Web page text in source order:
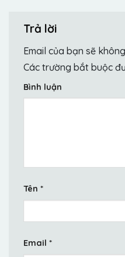
Trả lời
Email của bạn sẽ
Các trường bắt buộc
Bình luận
Tên *
Email *